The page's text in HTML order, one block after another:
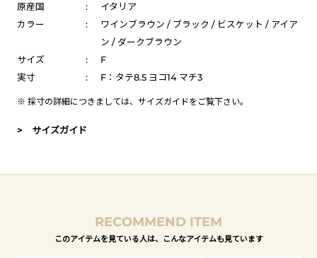
原産国
:
イタリア
カラー
:
ワインブラウン / ブラック / ビスケット / アイア
ン / ダークブラウン
サイズ
:
F
実寸
: F：タテ8.5 ヨコ14 マチ3
※ 採寸の詳細につきましては、 サイズガイドをご覧下さい。
> サイズガイド
RECOMMEND ITEM
このアイテムを見ている人は、こんなアイテムも見ています